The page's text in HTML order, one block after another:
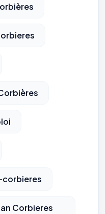
corbieres
Corbieres